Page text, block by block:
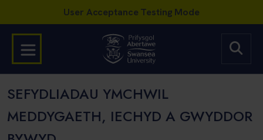
SEFYDLIADAU YMCHWIL
MEDDYGAETH, IECHYD A GWYDDOR